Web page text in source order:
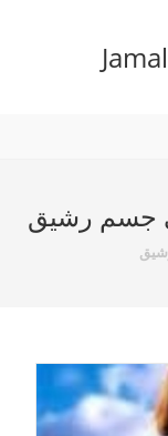
جسم رشيق